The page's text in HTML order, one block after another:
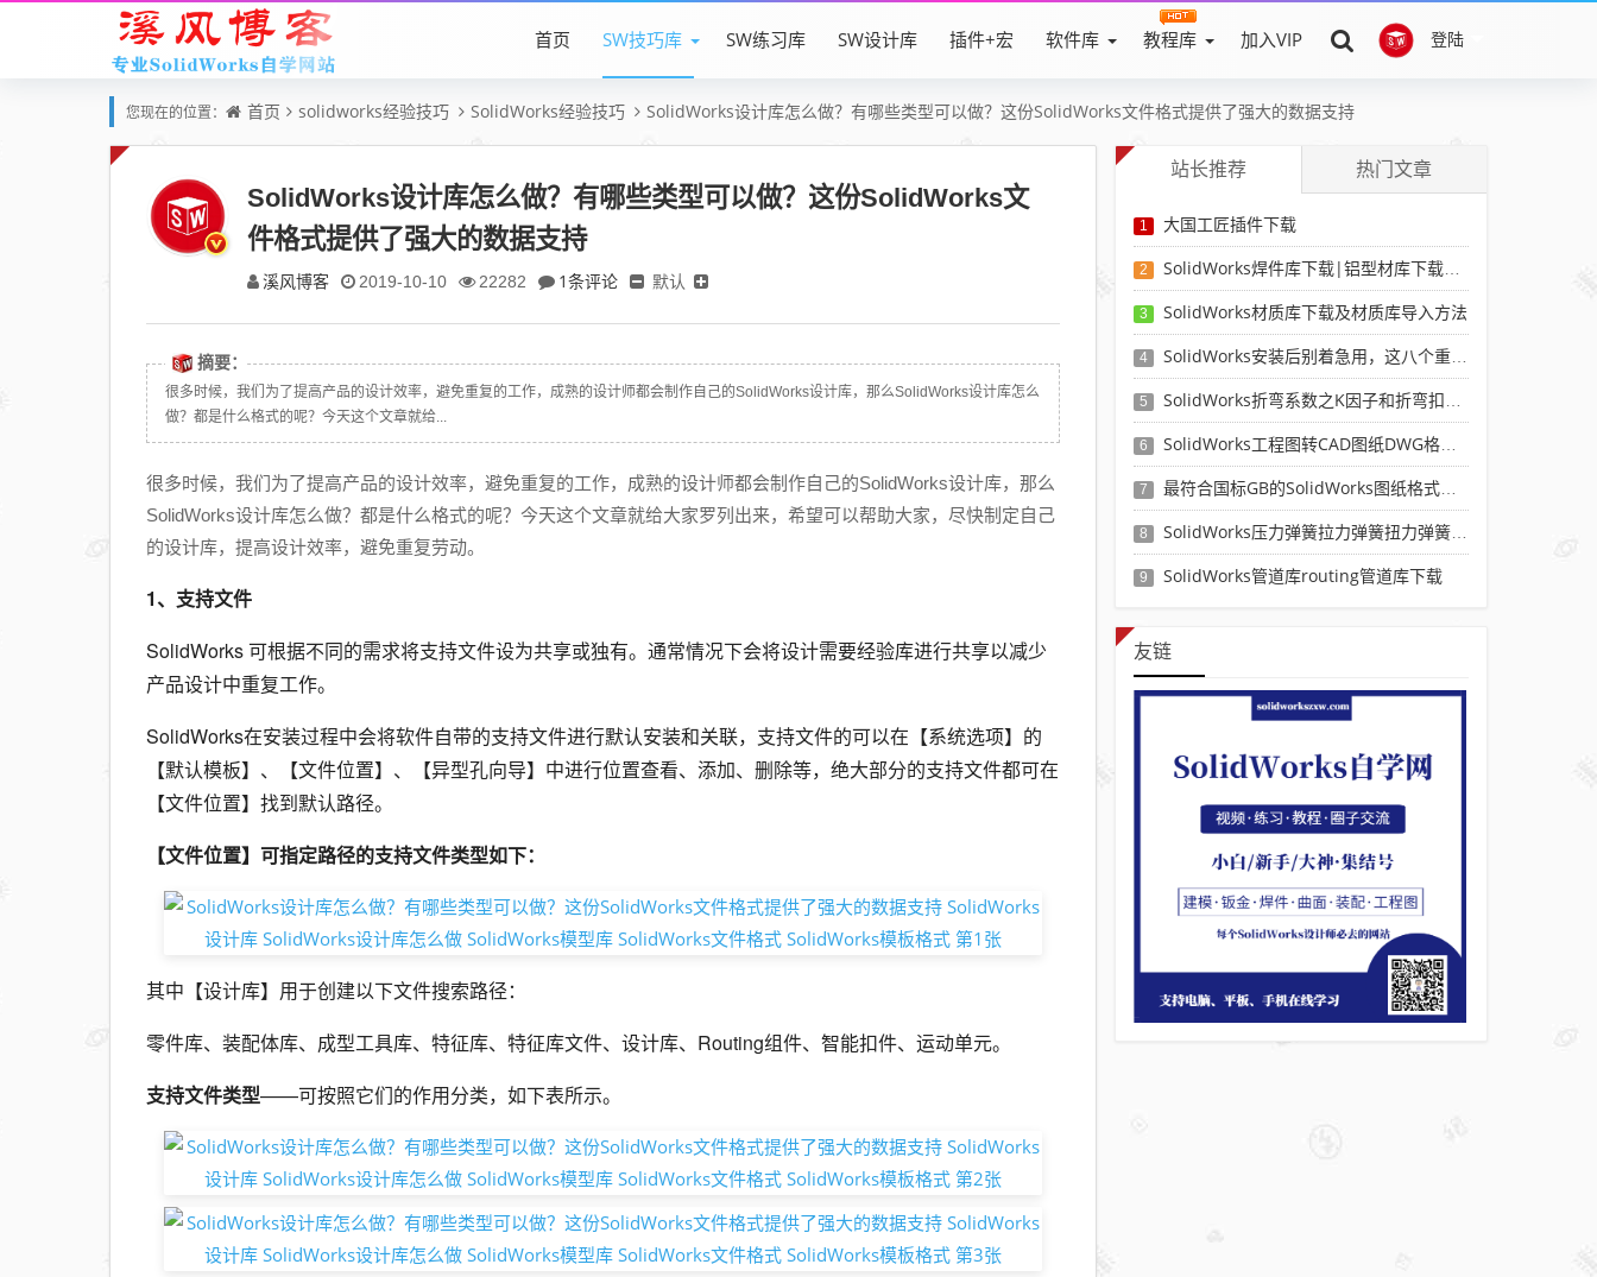
登陆
首页 SW技巧库 SW练习库 SW设计库 插件+宏 软件库 教程库 加入VIP
您现在的位置： 首页 solidworks经验技巧 SolidWorks经验技巧 SolidWorks设计库怎么做？有哪些类型可以做？这份SolidWorks文件格式提供了强大的数据支持
SolidWorks设计库怎么做？有哪些类型可以做？这份SolidWorks文
件格式提供了强大的数据支持
溪风博客 2019-10-10 22282 1条评论 默认
摘要：
很多时候，我们为了提高产品的设计效率，避免重复的工作，成熟的设计师都会制作自己的SolidWorks设计库，那么SolidWorks设计库怎么
做？都是什么格式的呢？今天这个文章就给...
很多时候，我们为了提高产品的设计效率，避免重复的工作，成熟的设计师都会制作自己的SolidWorks设计库，那么
SolidWorks设计库怎么做？都是什么格式的呢？今天这个文章就给大家罗列出来，希望可以帮助大家，尽快制定自己
的设计库，提高设计效率，避免重复劳动。
1、支持文件
SolidWorks 可根据不同的需求将支持文件设为共享或独有。通常情况下会将设计需要经验库进行共享以减少
产品设计中重复工作。
SolidWorks在安装过程中会将软件自带的支持文件进行默认安装和关联，支持文件的可以在【系统选项】的
【默认模板】、【文件位置】、【异型孔向导】中进行位置查看、添加、删除等，绝大部分的支持文件都可在
【文件位置】找到默认路径。
【文件位置】可指定路径的支持文件类型如下：
其中【设计库】用于创建以下文件搜索路径：
零件库、装配体库、成型工具库、特征库、特征库文件、设计库、Routing组件、智能扣件、运动单元。
支持文件类型——可按照它们的作用分类，如下表所示。
站长推荐 热门文章
1 大国工匠插件下载
2 SolidWorks焊件库下载|铝型材库下载|附sw焊件库添加配置使用教程
3 SolidWorks材质库下载及材质库导入方法
4 SolidWorks安装后别着急用，这八个重要SolidWorks设置可以提高你的画图效率
5 SolidWorks折弯系数之K因子和折弯扣除表-溪风推荐
6 SolidWorks工程图转CAD图纸DWG格式映射文件无乱码可分层-溪风亲测推荐
7 最符合国标GB的SolidWorks图纸格式和图纸模板下载-溪风专用版
8 SolidWorks压力弹簧拉力弹簧扭力弹簧涡卷弹簧自动生成宏程序下载
9 SolidWorks管道库routing管道库下载
友链